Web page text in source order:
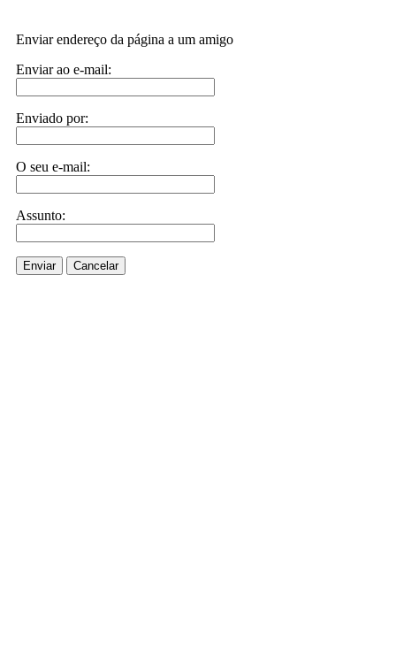
Enviar endereço da página a um amigo
Enviar ao e-mail:
Enviado por:
O seu e-mail:
Assunto:
Enviar Cancelar